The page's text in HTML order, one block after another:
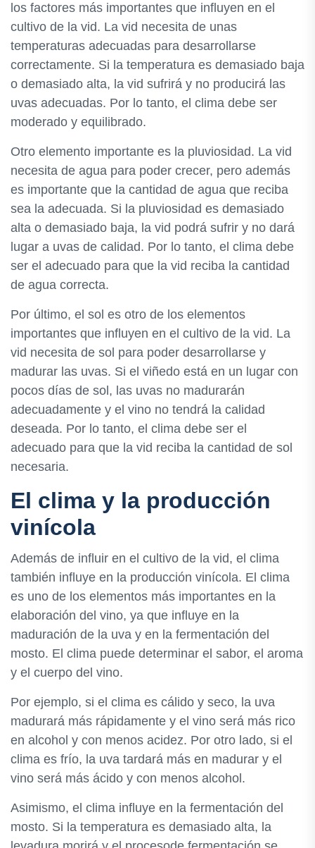
los factores más importantes que influyen en el
cultivo de la vid. La vid necesita de unas
temperaturas adecuadas para desarrollarse
correctamente. Si la temperatura es demasiado baja
o demasiado alta, la vid sufrirá y no producirá las
uvas adecuadas. Por lo tanto, el clima debe ser
moderado y equilibrado.
Otro elemento importante es la pluviosidad. La vid
necesita de agua para poder crecer, pero además
es importante que la cantidad de agua que reciba
sea la adecuada. Si la pluviosidad es demasiado
alta o demasiado baja, la vid podrá sufrir y no dará
lugar a uvas de calidad. Por lo tanto, el clima debe
ser el adecuado para que la vid reciba la cantidad
de agua correcta.
Por último, el sol es otro de los elementos
importantes que influyen en el cultivo de la vid. La
vid necesita de sol para poder desarrollarse y
madurar las uvas. Si el viñedo está en un lugar con
pocos días de sol, las uvas no madurarán
adecuadamente y el vino no tendrá la calidad
deseada. Por lo tanto, el clima debe ser el
adecuado para que la vid reciba la cantidad de sol
necesaria.
El clima y la producción
vinícola
Además de influir en el cultivo de la vid, el clima
también influye en la producción vinícola. El clima
es uno de los elementos más importantes en la
elaboración del vino, ya que influye en la
maduración de la uva y en la fermentación del
mosto. El clima puede determinar el sabor, el aroma
y el cuerpo del vino.
Por ejemplo, si el clima es cálido y seco, la uva
madurará más rápidamente y el vino será más rico
en alcohol y con menos acidez. Por otro lado, si el
clima es frío, la uva tardará más en madurar y el
vino será más ácido y con menos alcohol.
Asimismo, el clima influye en la fermentación del
mosto. Si la temperatura es demasiado alta, la